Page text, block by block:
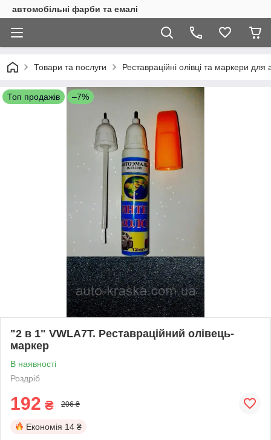
автомобільні фарби та емалі
Товари та послуги Реставраційні олівці та маркери для
Топ продажів –7%
"2 в 1" VWLA7T. Реставраційний олівець-
маркер
В наявності
Роздріб
192 ₴ 206 ₴
Економія 14 ₴